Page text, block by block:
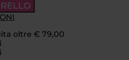
oltre € 79,00